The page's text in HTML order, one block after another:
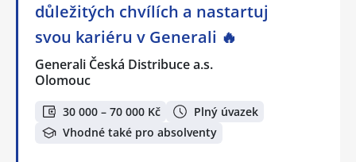
důležitých chvílích a nastartuj
svou kariéru v Generali 🔥
Generali Česká Distribuce a.s.
Olomouc
30 000 – 70 000 Kč
Plný úvazek
Vhodné také pro absolventy